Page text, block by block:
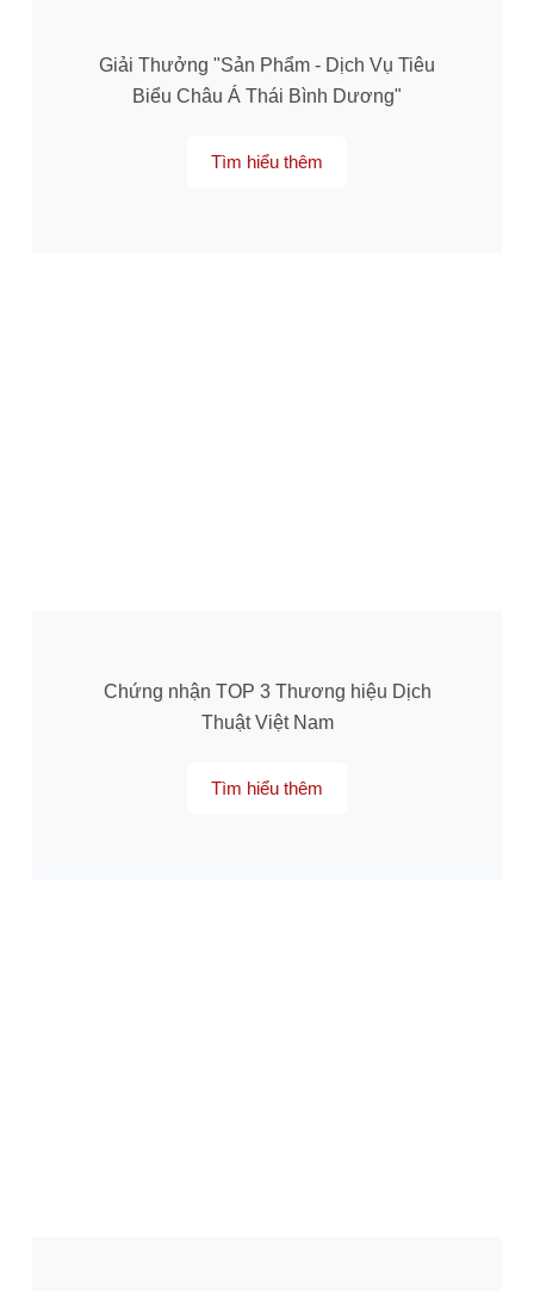
Giải Thưởng "Sản Phẩm - Dịch Vụ Tiêu
Biểu Châu Á Thái Bình Dương"
Tìm hiểu thêm
Chứng nhận TOP 3 Thương hiệu Dịch
Thuật Việt Nam
Tìm hiểu thêm